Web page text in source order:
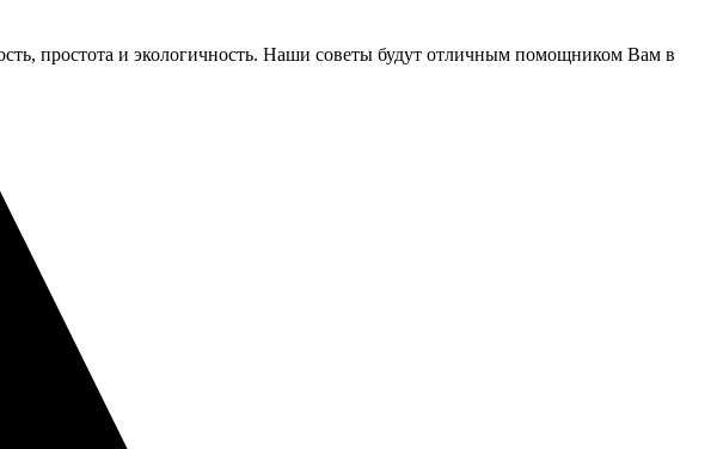
простота и экологичность. Наши советы будут отличным помощником Вам в